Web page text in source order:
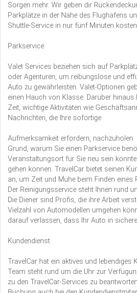
Sorgen mehr. Wir geben dir
Parkplätze in der Nähe des Flughafens
Shuttle-Service in nur fünf Minuten
Parkservice
Valet Services beziehen sich auf
oder Agenturen, um reibungslose und
Auto zu gewährleisten. Valet-Optionen
einen Hauch von Klasse. Darüber hinaus
Zeit, wichtige Aktivitäten wie
Nachrichten, die Ihre sofortige
Aufmerksamkeit erfordern, nachzuholen.
Grund, warum Sie einen Parkservice
Veranstaltungsort für Sie neu sein
gehen können. TravelCar bietet seinen
an, um Zeit und Mühe beim Finden eines
Der Reinigungsservice steht Ihnen rund
Die Diener sind Profis, die ihre Arbeit
Vielzahl von Automodellen umgehen
darauf verlassen, dass Ihr Auto in
Kundendienst
TravelCar hat ein aktives und lebendiges
Team steht rund um die Uhr zur
zu den TravelCar-Services zu